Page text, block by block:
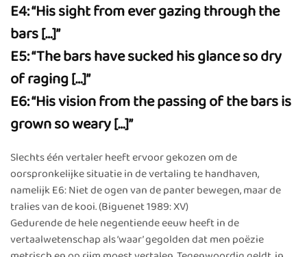
E4: “His sight from ever gazing through the
bars […]”
E5: “The bars have sucked his glance so dry
of raging […]”
E6: “His vision from the passing of the bars is
grown so weary […]”
Slechts één vertaler heeft ervoor gekozen om de
oorspronkelijke situatie in de vertaling te handhaven,
namelijk E6: Niet de ogen van de panter bewegen, maar de
tralies van de kooi. (Biguenet 1989: XV)
Gedurende de hele negentiende eeuw heeft in de
vertaalwetenschap als ‘waar’ gegolden dat men poëzie